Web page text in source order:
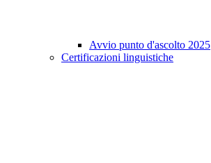
Avvio punto d'ascolto 2025
Certificazioni linguistiche